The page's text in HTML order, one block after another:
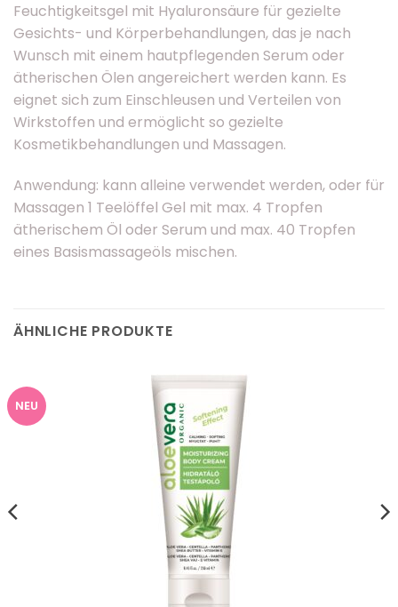
Feuchtigkeitsgel mit Hyaluronsäure für gezielte
Gesichts- und Körperbehandlungen, das je nach
Wunsch mit einem hautpflegenden Serum oder
ätherischen Ölen angereichert werden kann. Es
eignet sich zum Einschleusen und Verteilen von
Wirkstoffen und ermöglicht so gezielte
Kosmetikbehandlungen und Massagen.
Anwendung: kann alleine verwendet werden, oder für
Massagen 1 Teelöffel Gel mit max. 4 Tropfen
ätherischem Öl oder Serum und max. 40 Tropfen
eines Basismassageöls mischen.
ÄHNLICHE PRODUKTE
NEU